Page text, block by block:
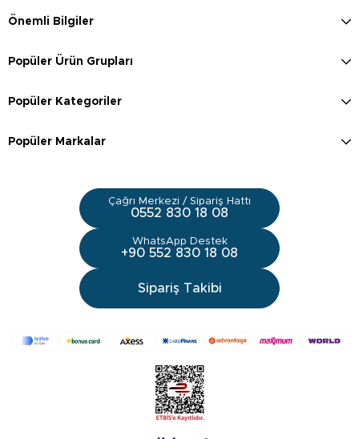
Önemli Bilgiler
Popüler Ürün Grupları
Popüler Kategoriler
Popüler Markalar
Çağrı Merkezi / Sipariş Hattı
0552 830 18 08
WhatsApp Destek
+90 552 830 18 08
Sipariş Takibi